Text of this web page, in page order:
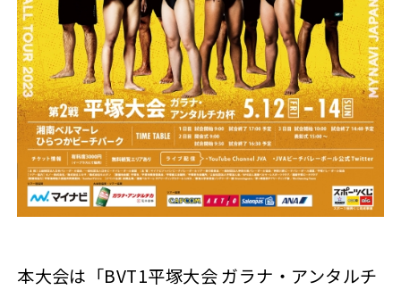
本大会は「BVT1平塚大会 ガラナ・アンタルチ